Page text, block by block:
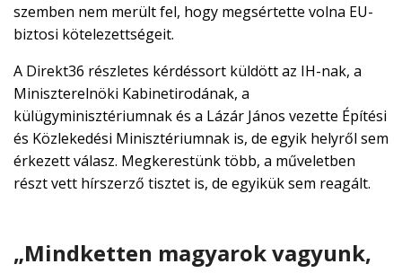
szemben nem merült fel, hogy megsértette volna EU-
biztosi kötelezettségeit.
A Direkt36 részletes kérdéssort küldött az IH-nak, a
Miniszterelnöki Kabinetirodának, a
külügyminisztériumnak és a Lázár János vezette Építési
és Közlekedési Minisztériumnak is, de egyik helyről sem
érkezett válasz. Megkerestünk több, a műveletben
részt vett hírszerző tisztet is, de egyikük sem reagált.
„Mindketten magyarok vagyunk,